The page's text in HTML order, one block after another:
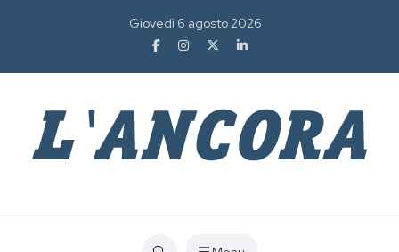
Giovedì 6 agosto 2026